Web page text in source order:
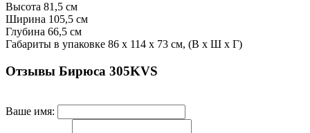
Высота 81,5 см
Ширина 105,5 см
Глубина 66,5 см
Габариты в упаковке 86 х 114 х 73 см, (В х Ш х Г)
Отзывы Бирюса 305KVS
Ваше имя: